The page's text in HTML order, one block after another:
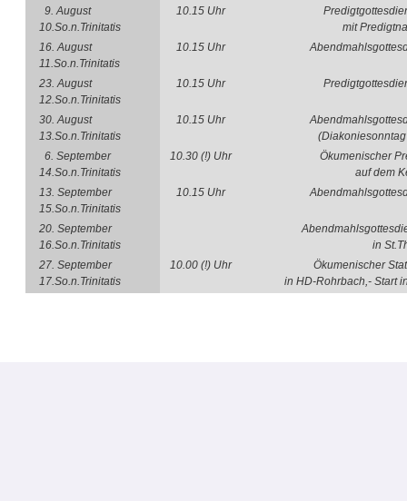
9. August
10.So.n.Trinitatis
10.15 Uhr
mit
16. August
11.So.n.Trinitatis
10.15 Uhr
23. August
12.So.n.Trinitatis
10.15 Uhr
30. August
13.So.n.Trinitatis
10.15 Uhr
6. September
14.So.n.Trinitatis
10.30 (!) Uhr
Ökumenischer
auf dem
13. September
15.So.n.Trinitatis
10.15 Uhr
20. September
16.So.n.Trinitatis
in
27. September
17.So.n.Trinitatis
10.00 (!) Uhr
Ökumenischer
in HD-Rohrbach,- Start